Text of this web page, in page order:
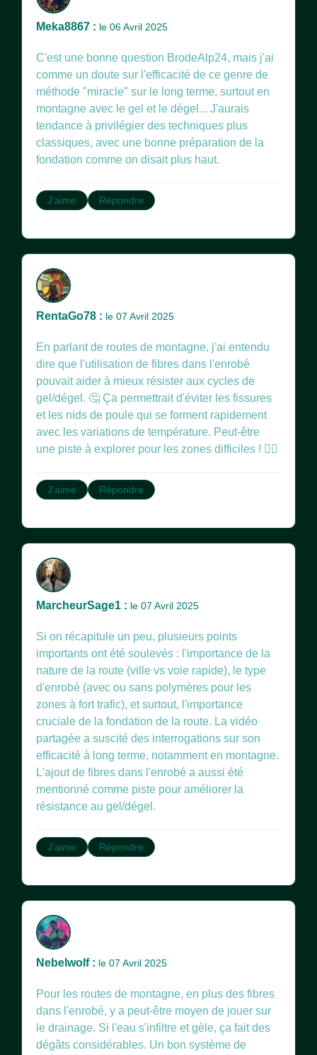
Meka8867 : le 06 Avril 2025
C'est une bonne question BrodeAlp24, mais j'ai
comme un doute sur l'efficacité de ce genre de
méthode "miracle" sur le long terme, surtout en
montagne avec le gel et le dégel... J'aurais
tendance à privilégier des techniques plus
classiques, avec une bonne préparation de la
fondation comme on disait plus haut.
J'aime Répondre
RentaGo78 : le 07 Avril 2025
En parlant de routes de montagne, j'ai entendu
dire que l'utilisation de fibres dans l'enrobé
pouvait aider à mieux résister aux cycles de
gel/dégel. 🤔 Ça permettrait d'éviter les fissures
et les nids de poule qui se forment rapidement
avec les variations de température. Peut-être
une piste à explorer pour les zones difficiles ! 🤷‍♀️
J'aime Répondre
MarcheurSage1 : le 07 Avril 2025
Si on récapitule un peu, plusieurs points
importants ont été soulevés : l'importance de la
nature de la route (ville vs voie rapide), le type
d'enrobé (avec ou sans polymères pour les
zones à fort trafic), et surtout, l'importance
cruciale de la fondation de la route. La vidéo
partagée a suscité des interrogations sur son
efficacité à long terme, notamment en montagne.
L'ajout de fibres dans l'enrobé a aussi été
mentionné comme piste pour améliorer la
résistance au gel/dégel.
J'aime Répondre
Nebelwolf : le 07 Avril 2025
Pour les routes de montagne, en plus des fibres
dans l'enrobé, y a peut-être moyen de jouer sur
le drainage. Si l'eau s'infiltre et gèle, ça fait des
dégâts considérables. Un bon système de